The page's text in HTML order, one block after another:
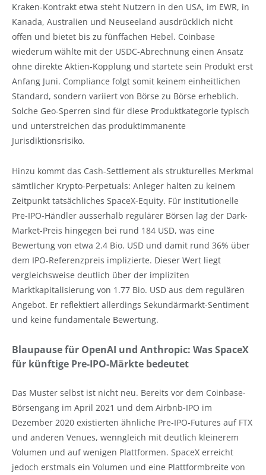
Kraken-Kontrakt etwa steht Nutzern in den USA, im EWR, in
Kanada, Australien und Neuseeland ausdrücklich nicht
offen und bietet bis zu fünffachen Hebel. Coinbase
wiederum wählte mit der USDC-Abrechnung einen Ansatz
ohne direkte Aktien-Kopplung und startete sein Produkt erst
Anfang Juni. Compliance folgt somit keinem einheitlichen
Standard, sondern variiert von Börse zu Börse erheblich.
Solche Geo-Sperren sind für diese Produktkategorie typisch
und unterstreichen das produktimmanente
Jurisdiktionsrisiko.
Hinzu kommt das Cash-Settlement als strukturelles Merkmal
sämtlicher Krypto-Perpetuals: Anleger halten zu keinem
Zeitpunkt tatsächliches SpaceX-Equity. Für institutionelle
Pre-IPO-Händler ausserhalb regulärer Börsen lag der Dark-
Market-Preis hingegen bei rund 184 USD, was eine
Bewertung von etwa 2.4 Bio. USD und damit rund 36% über
dem IPO-Referenzpreis implizierte. Dieser Wert liegt
vergleichsweise deutlich über der impliziten
Marktkapitalisierung von 1.77 Bio. USD aus dem regulären
Angebot. Er reflektiert allerdings Sekundärmarkt-Sentiment
und keine fundamentale Bewertung.
Blaupause für OpenAI und Anthropic: Was SpaceX
für künftige Pre-IPO-Märkte bedeutet
Das Muster selbst ist nicht neu. Bereits vor dem Coinbase-
Börsengang im April 2021 und dem Airbnb-IPO im
Dezember 2020 existierten ähnliche Pre-IPO-Futures auf FTX
und anderen Venues, wenngleich mit deutlich kleinerem
Volumen und auf wenigen Plattformen. SpaceX erreicht
jedoch erstmals ein Volumen und eine Plattformbreite von